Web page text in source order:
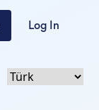
Log In